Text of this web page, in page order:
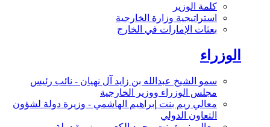
كلمة الوزير
استراتيجية وزارة الخارجية
بعثات الإمارات في الخارج
الوزراء
سمو الشيخ عبدالله بن زايد آل نهيان - نائب رئيس
مجلس الوزراء ووزير الخارجية
معالي ريم بنت إبراهيم الهاشمي - وزيرة دولة لشؤون
التعاون الدولي